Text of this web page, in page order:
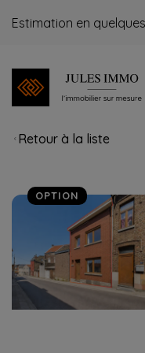
Estimation en
Retour à la liste
OPTION